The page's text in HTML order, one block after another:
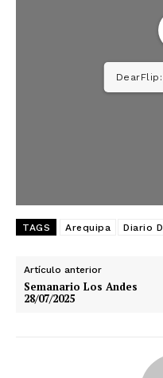
TAGS Arequipa Diario
Artículo anterior
Semanario Los Andes
28/07/2025